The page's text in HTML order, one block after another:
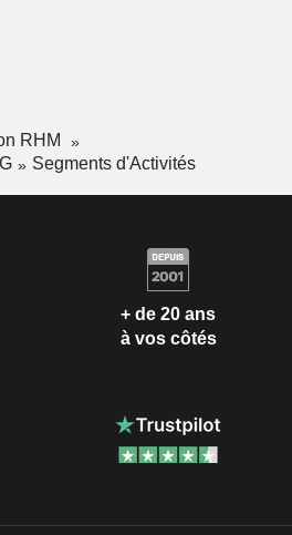
RHM
Segments d'Activités
+ de 20 ans
à vos côtés